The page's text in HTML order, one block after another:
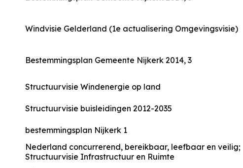
Windvisie Gelderland (1e actualisering Omgevingsvisie)
Bestemmingsplan Gemeente Nijkerk 2014, 3
Structuurvisie Windenergie op land
Structuurvisie buisleidingen 2012-2035
bestemmingsplan Nijkerk 1
Nederland concurrerend, bereikbaar, leefbaar en veilig;
Structuurvisie Infrastructuur en Ruimte